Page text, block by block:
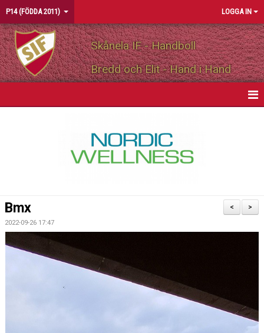
P14 (FÖDDA 2011) LOGGA IN
Skånela IF - Handboll
Bredd och Elit - Hand i Hand
TRUPPEN
BILDGALLERI
>
<
Bmx
2022-09-26 17:47